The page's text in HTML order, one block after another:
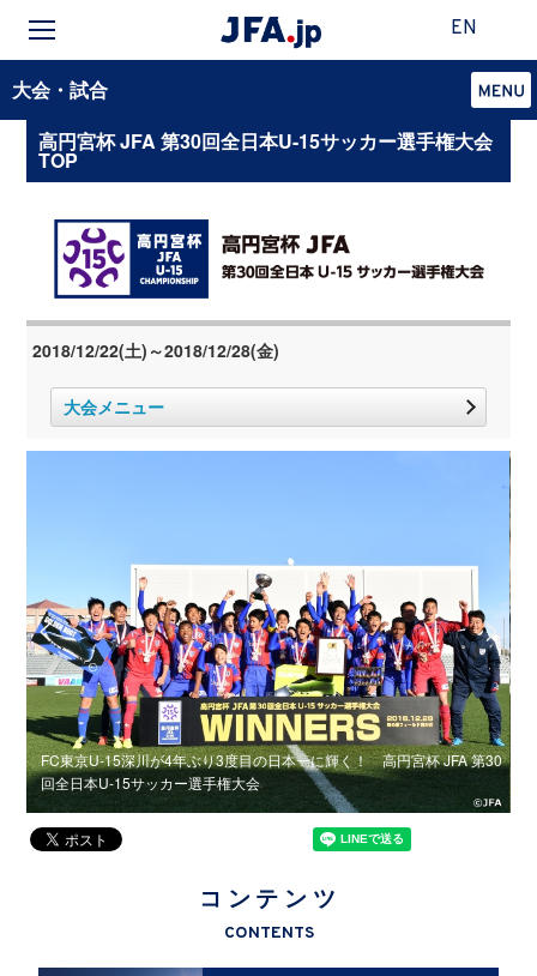
EN
大会・試合
高円宮杯 JFA 第30回全日本U-15サッカー選手権大会
TOP
2018/12/22(土)～2018/12/28(金)
大会メニュー
15
FC東京U-15深川が4年ぶり3度目の日本一に輝く！ 高円宮杯 JFA 第30
回全日本U-15サッカー選手権大会
コンテンツ
CONTENTS